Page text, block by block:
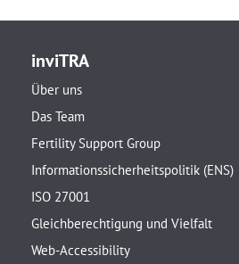
inviTRA
Über uns
Das Team
Fertility Support Group
Informationssicherheitspolitik (ENS)
ISO 27001
Gleichberechtigung und Vielfalt
Web-Accessibility